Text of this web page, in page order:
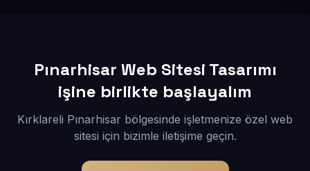
Pınarhisar Web Sitesi Tasarımı
işine birlikte başlayalım
Kırklareli Pınarhisar bölgesinde işletmenize özel web
sitesi için bizimle iletişime geçin.